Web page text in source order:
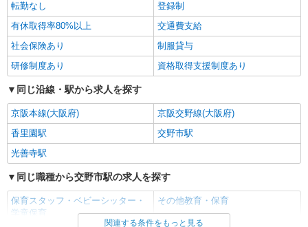
転勤なし
登録制
有休取得率80%以上
交通費支給
社会保険あり
制服貸与
研修制度あり
資格取得支援制度あり
同じ沿線・駅から求人を探す
京阪本線(大阪府)
京阪交野線(大阪府)
香里園駅
交野市駅
光善寺駅
同じ職種から交野市駅の求人を探す
保育スタッフ・ベビーシッター・
学童保育
その他教育・保育
関連する条件をもっと見る